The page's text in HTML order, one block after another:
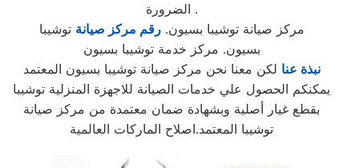
الضرورة .
مركز صيانة توشيبا بسيون.رقم مركز صيانة توشيبا
بسيون. مركز خدمة توشيبا بسيون
نبذة عنا لكن معنا نحن مركز صيانة توشيبا بسيون المعتمد
يمكنكم الحصول علي خدمات الصيانة للاجهزة المنزلية توشيبا
بقطع غيار أصلية وبشهادة ضمان معتمدة من مركز صيانة
توشيبا المعتمد.اصلاح الماركات العالمية